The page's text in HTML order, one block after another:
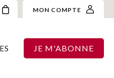
MON COMPTE
JE M'ABONNE